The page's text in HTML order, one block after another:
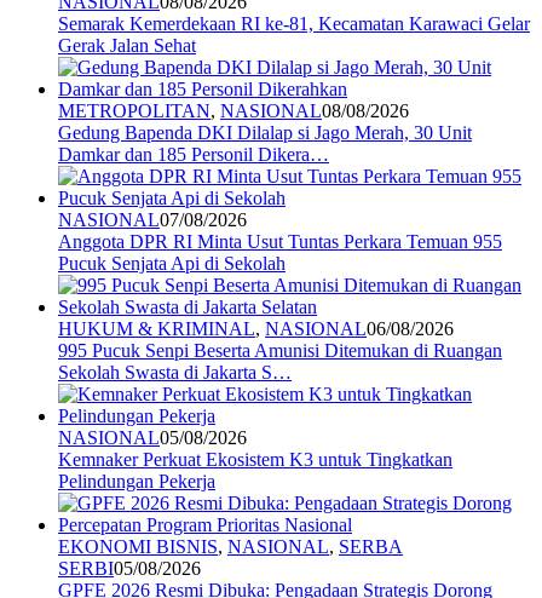
Semarak Kemerdekaan RI ke-81, Kecamatan Karawaci Gelar
Gerak Jalan Sehat
METROPOLITAN, NASIONAL08/08/2026
Gedung Bapenda DKI Dilalap si Jago Merah, 30 Unit
Damkar dan 185 Personil Dikera…
NASIONAL07/08/2026
Anggota DPR RI Minta Usut Tuntas Perkara Temuan 955
Pucuk Senjata Api di Sekolah
HUKUM & KRIMINAL, NASIONAL06/08/2026
995 Pucuk Senpi Beserta Amunisi Ditemukan di Ruangan
Sekolah Swasta di Jakarta S…
NASIONAL05/08/2026
Kemnaker Perkuat Ekosistem K3 untuk Tingkatkan
Pelindungan Pekerja
EKONOMI BISNIS, NASIONAL, SERBA
SERBI05/08/2026
GPFE 2026 Resmi Dibuka: Pengadaan Strategis Dorong